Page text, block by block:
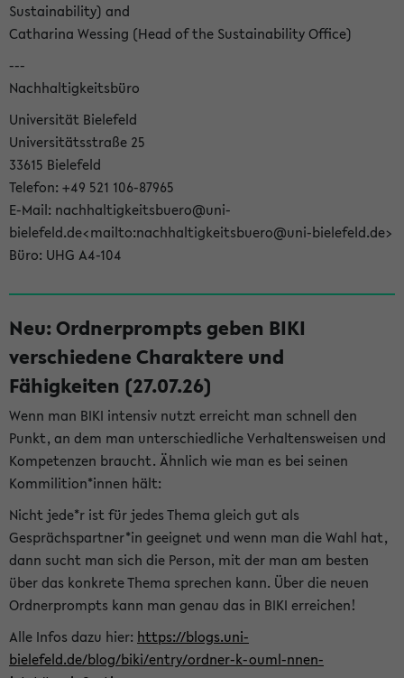
Sustainability) and
Catharina Wessing (Head of the Sustainability Office)
---
Nachhaltigkeitsbüro
Universität Bielefeld
Universitätsstraße 25
33615 Bielefeld
Telefon: +49 521 106-87965
E-Mail: nachhaltigkeitsbuero@uni-
bielefeld.de<mailto:nachhaltigkeitsbuero@uni-bielefeld.de>
Büro: UHG A4-104
Neu: Ordnerprompts geben BIKI
verschiedene Charaktere und
Fähigkeiten (27.07.26)
Wenn man BIKI intensiv nutzt erreicht man schnell den
Punkt, an dem man unterschiedliche Verhaltensweisen und
Kompetenzen braucht. Ähnlich wie man es bei seinen
Kommilition*innen hält:
Nicht jede*r ist für jedes Thema gleich gut als
Gesprächspartner*in geeignet und wenn man die Wahl hat,
dann sucht man sich die Person, mit der man am besten
über das konkrete Thema sprechen kann. Über die neuen
Ordnerprompts kann man genau das in BIKI erreichen!
Alle Infos dazu hier: https://blogs.uni-
bielefeld.de/blog/biki/entry/ordner-k-ouml-nnen-